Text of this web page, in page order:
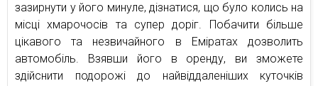
зазирнути у його минуле, дізнатися, що було колись на
місці хмарочосів та супер доріг. Побачити більше
цікавого та незвичайного в Еміратах дозволить
автомобіль. Взявши його в оренду, ви зможете
здійснити подорожі до найвіддаленіших куточків